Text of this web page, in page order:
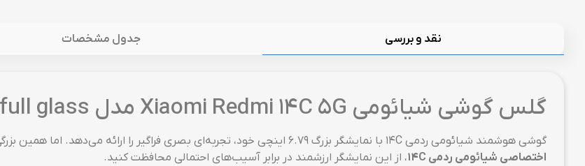
نقد و بررسی جدول مشخصات
گلس گوشی شیائومی Xiaomi Redmi 14C 5G مدل full glass
گوشی هوشمند شیائومی ردمی 14C با نمایشگر بزرگ 6.79 اینچی خود، تجربه‌ای بصری فراگیر را ارائه می‌دهد. اما همین بزرگی، آن را در معرض خطرات بیشتری قرار می‌دهد. با
اختصاصی شیائومی ردمی 14C
، از این نمایشگر ارزشمند در برابر آسیب‌های احتمالی محافظت کنید.